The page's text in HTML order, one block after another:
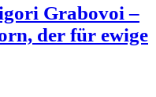
Grabovoi –
der für ewige